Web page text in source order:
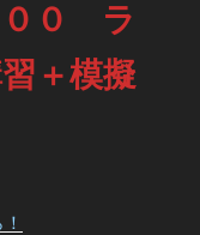
００ ラ
＋模擬